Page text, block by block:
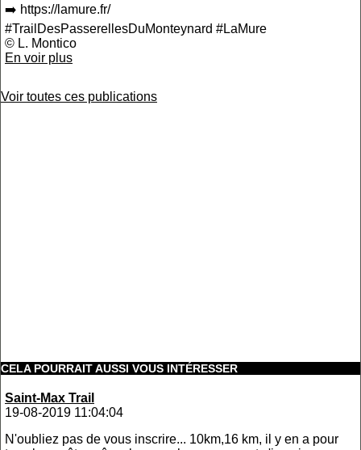
➡️ https://lamure.fr/
#TrailDesPasserellesDuMonteynard #LaMure
© L. Montico
En voir plus
Voir toutes ces publications
CELA POURRAIT AUSSI VOUS INTÉRESSER
Saint-Max Trail
19-08-2019 11:04:04
N'oubliez pas de vous inscrire... 10km,16 km, il y en a pour